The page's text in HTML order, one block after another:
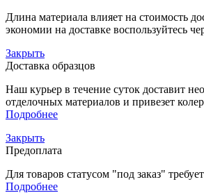
Длина материала влияет на стоимость
экономии на доставке воспользуйтесь
Закрыть
Доставка образцов
Наш курьер в течение суток доставит
отделочных материалов и привезет
Подробнее
Закрыть
Предоплата
Для товаров статусом "под заказ"
Подробнее